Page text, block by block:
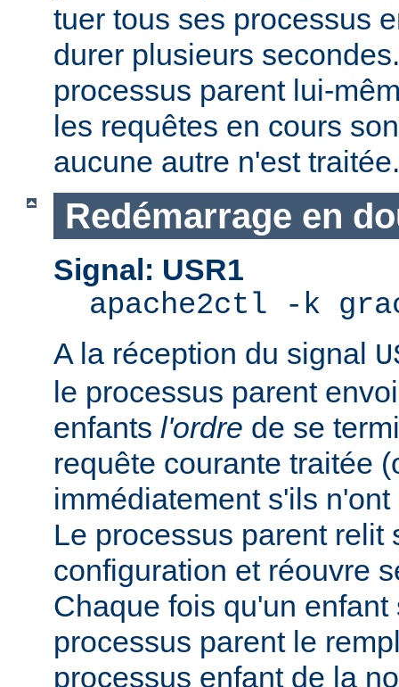
tuer tous ses processus
durer plusieurs
processus parent lui-
les requêtes en cours
aucune autre n'est traitée.
Redémarrage en
Signal: USR1
apache2ctl -k
A la réception du signal
le processus parent
enfants l'ordre de se
requête courante traitée
immédiatement s'ils
Le processus parent relit
configuration et réouvre
Chaque fois qu'un enfant
processus parent le
processus enfant de la